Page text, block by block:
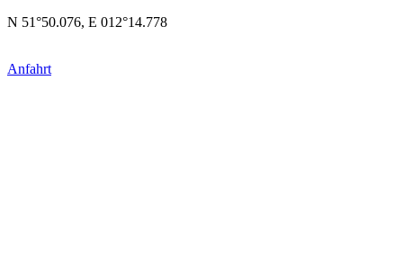
N 51°50.076, E 012°14.778
Anfahrt